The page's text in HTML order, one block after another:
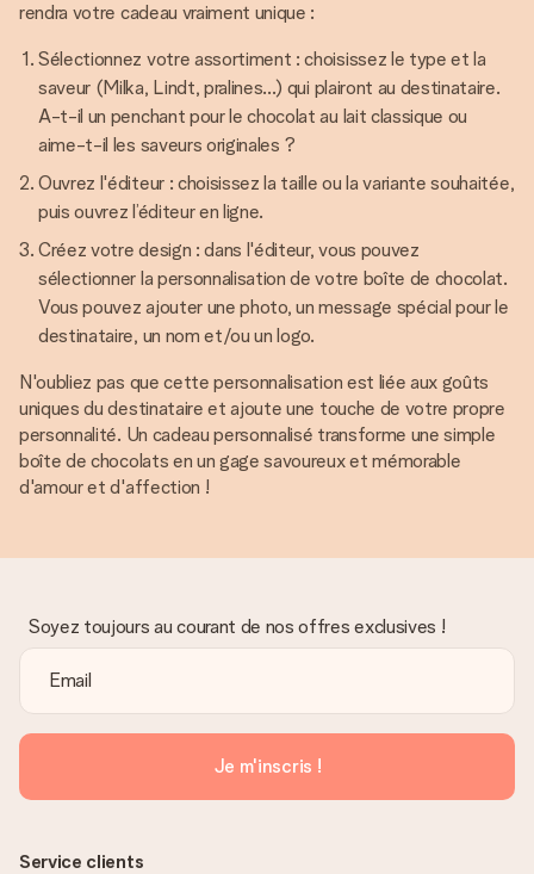
rendra votre cadeau vraiment unique :
Sélectionnez votre assortiment : choisissez le type et la
saveur (Milka, Lindt, pralines...) qui plairont au destinataire.
A-t-il un penchant pour le chocolat au lait classique ou
aime-t-il les saveurs originales ?
Ouvrez l'éditeur : choisissez la taille ou la variante souhaitée,
puis ouvrez l’éditeur en ligne.
Créez votre design : dans l'éditeur, vous pouvez
sélectionner la personnalisation de votre boîte de chocolat.
Vous pouvez ajouter une photo, un message spécial pour le
destinataire, un nom et/ou un logo.
N'oubliez pas que cette personnalisation est liée aux goûts
uniques du destinataire et ajoute une touche de votre propre
personnalité. Un cadeau personnalisé transforme une simple
boîte de chocolats en un gage savoureux et mémorable
d'amour et d'affection !
Soyez toujours au courant de nos offres exclusives !
Je m'inscris !
Service clients